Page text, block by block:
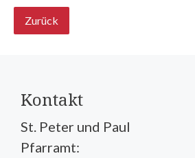
Zurück
Kontakt
St. Peter und Paul
Pfarramt: